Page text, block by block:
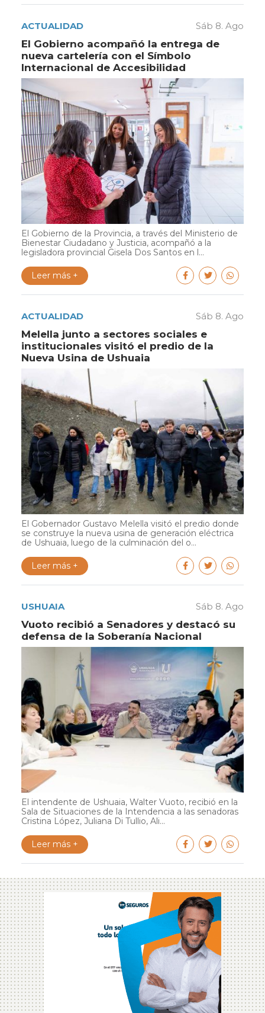
ACTUALIDAD Sáb 8. Ago
El Gobierno acompañó la entrega de
nueva cartelería con el Símbolo
Internacional de Accesibilidad
El Gobierno de la Provincia, a través del Ministerio de
Bienestar Ciudadano y Justicia, acompañó a la
legisladora provincial Gisela Dos Santos en l...
Leer más +
ACTUALIDAD Sáb 8. Ago
Melella junto a sectores sociales e
institucionales visitó el predio de la
Nueva Usina de Ushuaia
El Gobernador Gustavo Melella visitó el predio donde
se construye la nueva usina de generación eléctrica
de Ushuaia, luego de la culminación del o...
Leer más +
USHUAIA Sáb 8. Ago
Vuoto recibió a Senadores y destacó su
defensa de la Soberanía Nacional
El intendente de Ushuaia, Walter Vuoto, recibió en la
Sala de Situaciones de la Intendencia a las senadoras
Cristina López, Juliana Di Tullio, Ali...
Leer más +